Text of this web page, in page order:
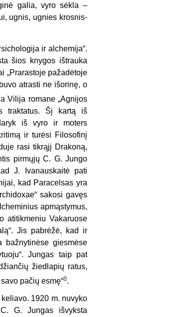
galia, vyro sėkla –
ugnis, ugnies krosnis-
ir alchemija“.
šios knygos ištrauka
„Prarastoje pažadėtoje
atrasti ne išorinę, o
Vilija romane „Agnijos
traktatus. Šį kartą iš
iš vyro ir moters
ir turėsi Filosofinį
rasi tikrąjį Drakoną,
pirmųjų C. G. Jungo
J. Ivanauskaitė pati
kad Paracelsas yra
sakosi gavęs
apmąstymus,
atitikmeniu Vakaruose
Jis pabrėžė, kad ir
bažnytinėse giesmėse
Jungas taip pat
žiedlapių ratus,
pačių esmę“8.
1920 m. nuvyko
G. Jungas išvyksta